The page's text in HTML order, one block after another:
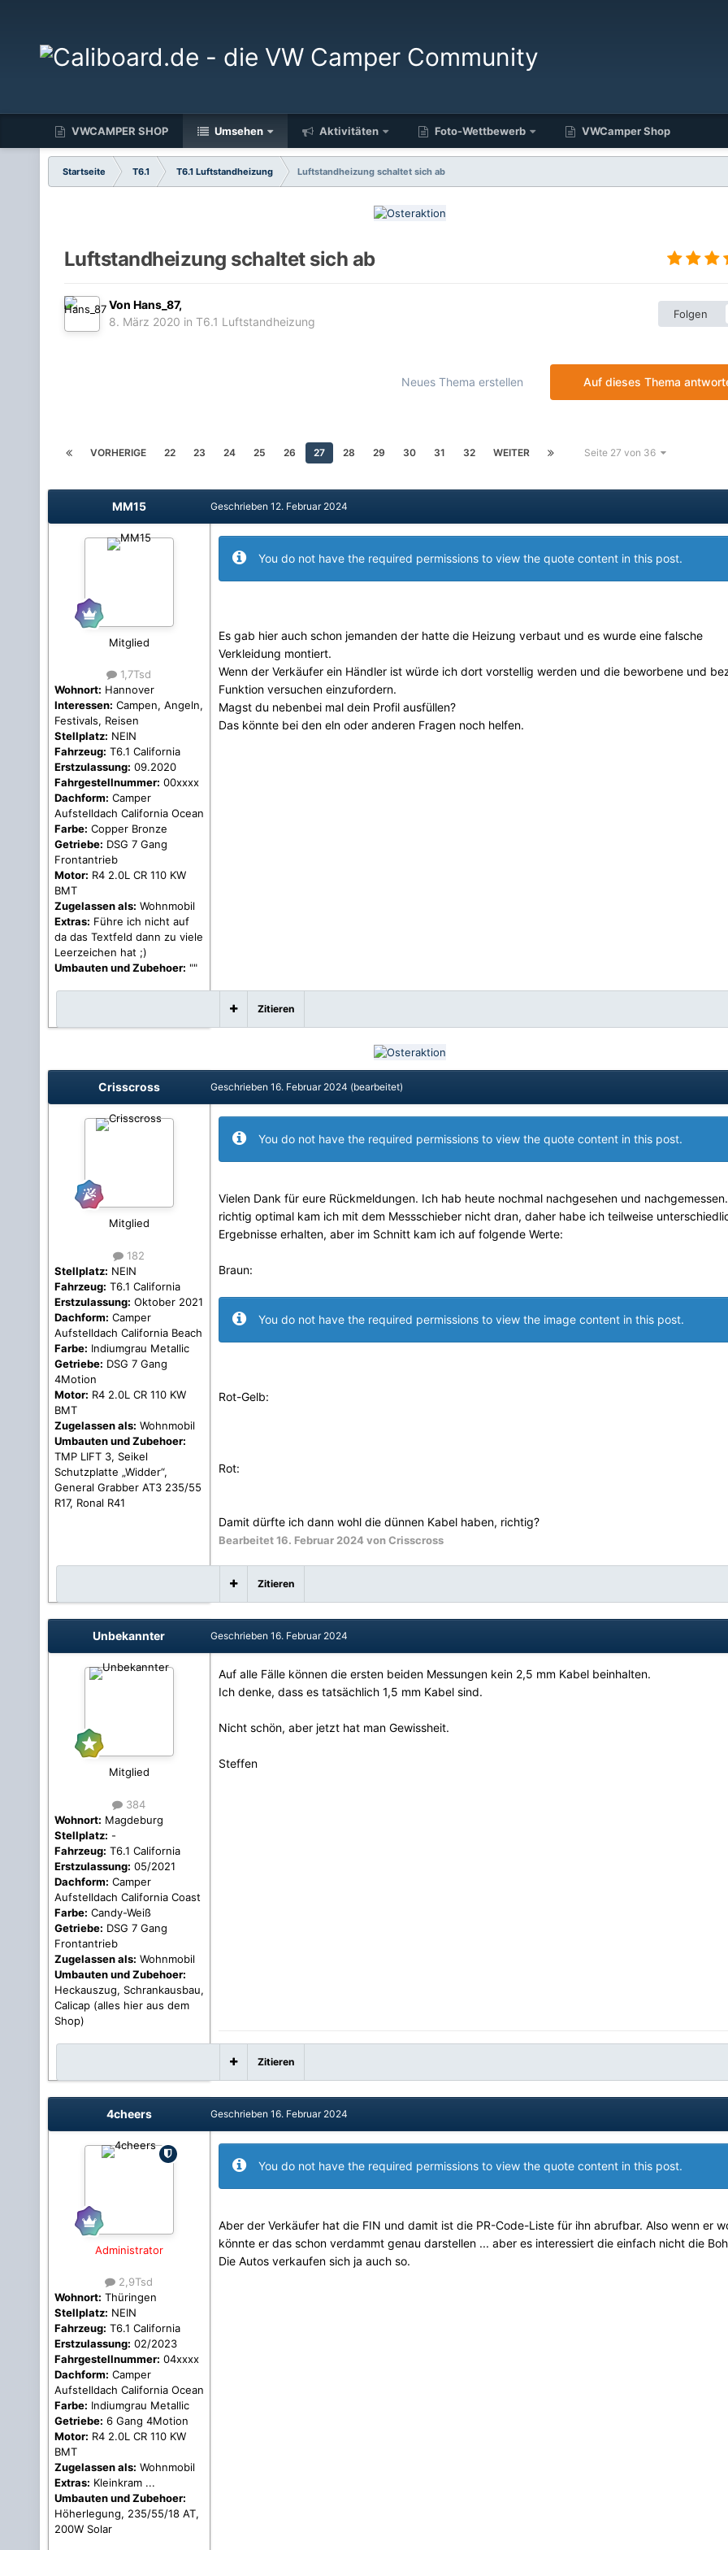
VWCAMPER SHOP Umsehen Aktivitäten Foto-Wettbewerb VWCamper Shop
Startseite T6.1 T6.1 Luftstandheizung Luftstandheizung schaltet sich ab
Luftstandheizung schaltet sich ab
Von Hans_87,
8. März 2020 in T6.1 Luftstandheizung
Folgen
Auf dieses Thema
Neues Thema erstellen
VORHERIGE 22 23 24 25 26 27 28 29 30 31 32 WEITER Seite 27 von 36
MM15
Mitglied
1,7Tsd
Wohnort: Hannover
Interessen: Campen, Angeln,
Festivals, Reisen
Stellplatz: NEIN
Fahrzeug: T6.1 California
Erstzulassung: 09.2020
Fahrgestellnummer: 00xxxx
Dachform: Camper
Aufstelldach California Ocean
Farbe: Copper Bronze
Getriebe: DSG 7 Gang
Frontantrieb
Motor: R4 2.0L CR 110 KW
BMT
Zugelassen als: Wohnmobil
Extras: Führe ich nicht auf
da das Textfeld dann zu viele
Leerzeichen hat ;)
Umbauten und Zubehoer: ""
Geschrieben 12. Februar 2024
You do not have the required permissions to view the quote content in this post.
Es gab hier auch schon jemanden der hatte die Heizung verbaut und es wurde eine falsche
Verkleidung montiert.
Wenn der Verkäufer ein Händler ist würde ich dort vorstellig werden und die beworbene und
Funktion versuchen einzufordern.
Magst du nebenbei mal dein Profil ausfüllen?
Das könnte bei den eln oder anderen Fragen noch helfen.
Zitieren
Crisscross
Mitglied
182
Stellplatz: NEIN
Fahrzeug: T6.1 California
Erstzulassung: Oktober 2021
Dachform: Camper
Aufstelldach California Beach
Farbe: Indiumgrau Metallic
Getriebe: DSG 7 Gang
4Motion
Motor: R4 2.0L CR 110 KW
BMT
Zugelassen als: Wohnmobil
Umbauten und Zubehoer:
TMP LIFT 3, Seikel
Schutzplatte „Widder“,
General Grabber AT3 235/55
R17, Ronal R41
Geschrieben 16. Februar 2024 (bearbeitet)
You do not have the required permissions to view the quote content in this post.
Vielen Dank für eure Rückmeldungen. Ich hab heute nochmal nachgesehen und
richtig optimal kam ich mit dem Messschieber nicht dran, daher habe ich teilweise
Ergebnisse erhalten, aber im Schnitt kam ich auf folgende Werte:
Braun:
You do not have the required permissions to view the image content in this post.
Rot-Gelb:
Rot:
Damit dürfte ich dann wohl die dünnen Kabel haben, richtig?
Bearbeitet16. Februar 2024von Crisscross
Zitieren
Unbekannter
Mitglied
384
Wohnort: Magdeburg
Stellplatz: -
Fahrzeug: T6.1 California
Erstzulassung: 05/2021
Dachform: Camper
Aufstelldach California Coast
Farbe: Candy-Weiß
Getriebe: DSG 7 Gang
Frontantrieb
Zugelassen als: Wohnmobil
Umbauten und Zubehoer:
Heckauszug, Schrankausbau,
Calicap (alles hier aus dem
Shop)
Geschrieben 16. Februar 2024
Auf alle Fälle können die ersten beiden Messungen kein 2,5 mm Kabel beinhalten.
Ich denke, dass es tatsächlich 1,5 mm Kabel sind.
Nicht schön, aber jetzt hat man Gewissheit.
Steffen
Zitieren
4cheers
Administrator
2,9Tsd
Wohnort: Thüringen
Stellplatz: NEIN
Fahrzeug: T6.1 California
Erstzulassung: 02/2023
Fahrgestellnummer: 04xxxx
Dachform: Camper
Aufstelldach California Ocean
Farbe: Indiumgrau Metallic
Getriebe: 6 Gang 4Motion
Motor: R4 2.0L CR 110 KW
BMT
Zugelassen als: Wohnmobil
Extras: Kleinkram ...
Umbauten und Zubehoer:
Höherlegung, 235/55/18 AT,
200W Solar
Geschrieben 16. Februar 2024
You do not have the required permissions to view the quote content in this post.
Aber der Verkäufer hat die FIN und damit ist die PR-Code-Liste für ihn abrufbar. Also wenn er
könnte er das schon verdammt genau darstellen ... aber es interessiert die einfach nicht die
Die Autos verkaufen sich ja auch so.